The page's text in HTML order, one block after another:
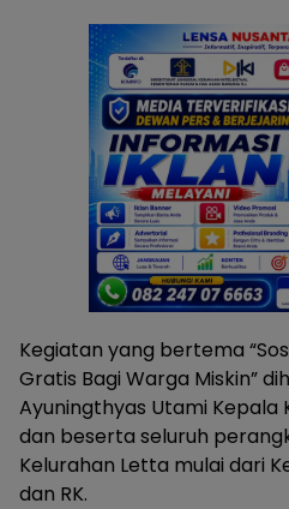
Kegiatan yang bertema
Gratis Bagi Warga Miskin”
Ayuningthyas Utami Kepala
dan beserta seluruh
Kelurahan Letta mulai dari
dan RK.